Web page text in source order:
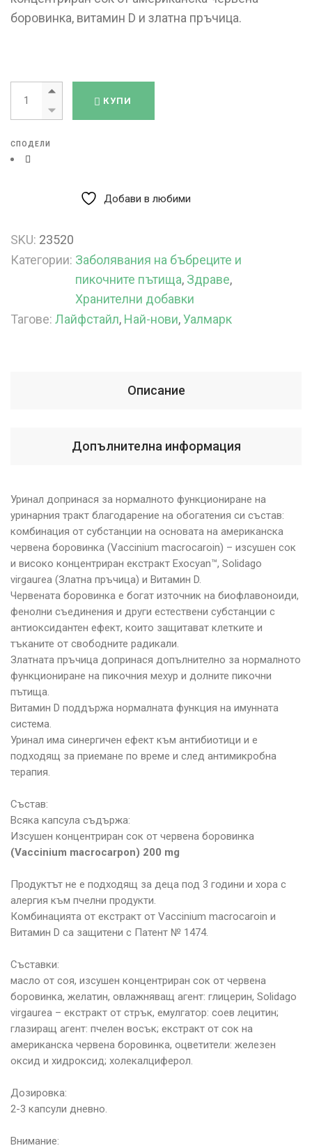
боровинка, витамин D и златна пръчица.
КУПИ
СПОДЕЛИ
Добави в любими
SKU: 23520
Категории: Заболявания на бъбреците и
пикочните пътища, Здраве,
Хранителни добавки
Тагове: Лайфстайл, Най-нови,Уалмарк
Описание
Допълнителна информация
Уринал допринася за нормалното функциониране на
уринарния тракт благодарение на обогатения си състав:
комбинация от субстанции на основата на американска
червена боровинка (Vaccinium macrocaroin) – изсушен сок
и високо концентриран екстракт Exocyan™, Solidago
virgaurea (Златна пръчица) и Витамин D.
Червената боровинка е богат източник на биофлавоноиди,
фенолни съединения и други естествени субстанции с
антиоксидантен ефект, които защитават клетките и
тъканите от свободните радикали.
Златната пръчица допринася допълнително за нормалното
функциониране на пикочния мехур и долните пикочни
пътища.
Витамин D поддържа нормалната функция на имунната
система.
Уринал има синергичен ефект към антибиотици и е
подходящ за приемане по време и след антимикробна
терапия.
Състав:
Всяка капсула съдържа:
Изсушен концентриран сок от червена боровинка
(Vaccinium macrocarpon) 200 mg
Продуктът не е подходящ за деца под 3 години и хора с
алергия към пчелни продукти.
Комбинацията от екстракт от Vaccinium macrocaroin и
Витамин D са защитени с Патент № 1474.
Съставки:
масло от соя, изсушен концентриран сок от червена
боровинка, желатин, овлажняващ агент: глицерин, Solidago
virgaurea – екстракт от стрък, емулгатор: соев лецитин;
глазиращ агент: пчелен восък; екстракт от сок на
американска червена боровинка, оцветители: железен
оксид и хидроксид; холекалциферол.
Дозировка:
2-3 капсули дневно.
Внимание: